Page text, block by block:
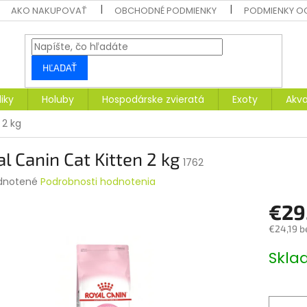
AKO NAKUPOVAŤ OBCHODNÉ PODMIENKY PODMIENKY
HĽADAŤ
Holuby Hospodárske zvieratá Exoty
kg
Canin Cat Kitten 2 kg 1762
Podrobnosti hodnotenia
€24,19
cena: